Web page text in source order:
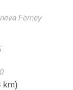
Ferney
km)